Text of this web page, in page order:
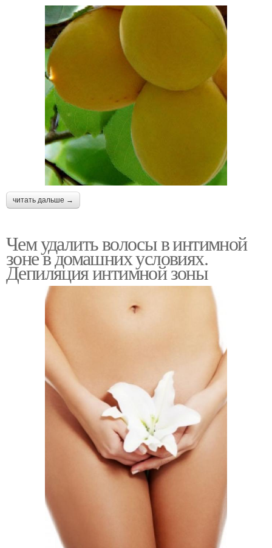
читать дальше →
Чем удалить волосы в интимной
зоне в домашних условиях.
Депиляция интимной зоны